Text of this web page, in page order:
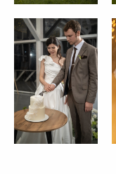
Дом у реки с баней и Фурако
Усадьба "Шелепаново"
Юбилей
День рождения
Гендер-пати
Девичник/
МЕРОПРИЯТИЯ